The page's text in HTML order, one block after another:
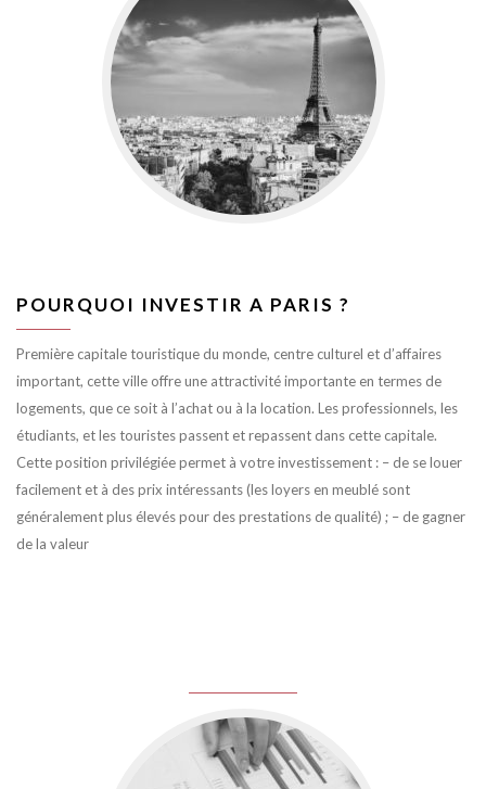
POURQUOI INVESTIR A PARIS ?
Première capitale touristique du monde, centre culturel et d’affaires
important, cette ville offre une attractivité importante en termes de
logements, que ce soit à l’achat ou à la location. Les professionnels, les
étudiants, et les touristes passent et repassent dans cette capitale.
Cette position privilégiée permet à votre investissement : – de se louer
facilement et à des prix intéressants (les loyers en meublé sont
généralement plus élevés pour des prestations de qualité) ; – de gagner
de la valeur